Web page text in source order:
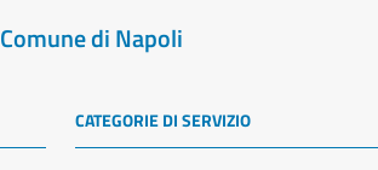
Comune di Napoli
CATEGORIE DI SERVIZIO